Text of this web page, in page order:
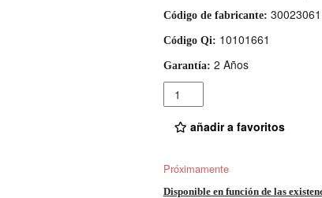
Código de fabricante: 30023061
Código Qi: 10101661
Garantía: 2 Años
Cantidad
añadir a favoritos
Próximamente
Disponible en función de las